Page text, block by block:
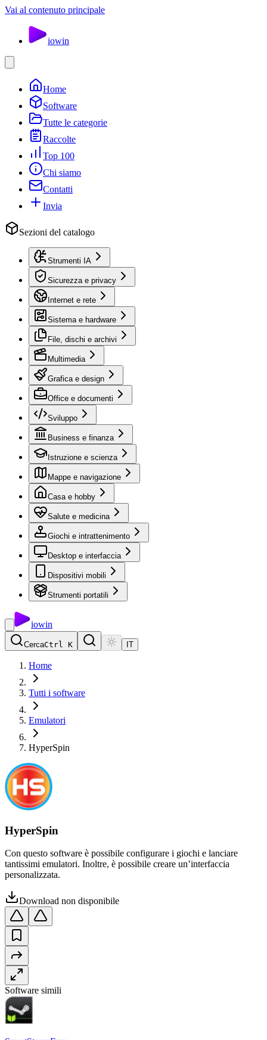
Vai al contenuto principale
iowin
Home
Software
Tutte le categorie
Raccolte
Top 100
Chi siamo
Contatti
Invia
Sezioni del catalogo
Strumenti IA
Sicurezza e privacy
Internet e rete
Sistema e hardware
File, dischi e archivi
Multimedia
Grafica e design
Office e documenti
Sviluppo
Business e finanza
Istruzione e scienza
Mappe e navigazione
Casa e hobby
Salute e medicina
Giochi e intrattenimento
Desktop e interfaccia
Dispositivi mobili
Strumenti portatili
iowin
CercaCtrl K IT
Home
Tutti i software
Emulatori
HyperSpin
HyperSpin
Con questo software è possibile configurare i giochi e lanciare
tantissimi emulatori. Inoltre, è possibile creare un’interfaccia
personalizzata.
Download non disponibile
Software simili